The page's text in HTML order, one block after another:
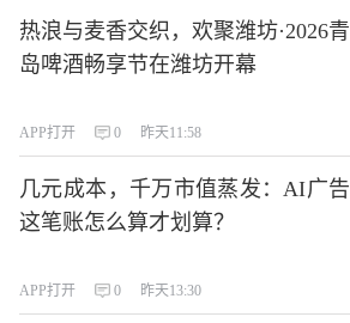
热浪与麦香交织，欢聚潍坊·2026青
岛啤酒畅享节在潍坊开幕
APP打开 0 昨天11:58
几元成本，千万市值蒸发：AI广告
这笔账怎么算才划算？
APP打开 0 昨天13:30